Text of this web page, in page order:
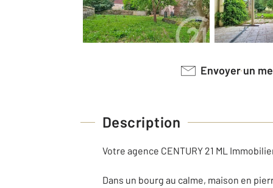
Envoyer un
Description
Votre agence CENTURY 21 ML
Dans un bourg au calme, maison en